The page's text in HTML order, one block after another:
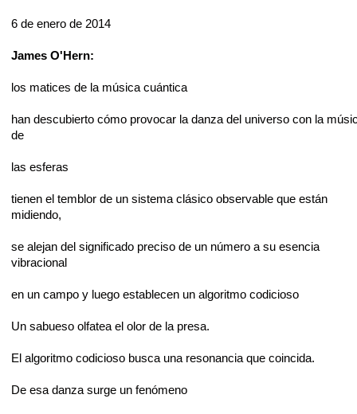
6 de enero de 2014
James O'Hern:
los matices de la música cuántica
han descubierto cómo provocar la danza del universo con la
de
las esferas
tienen el temblor de un sistema clásico observable que están
midiendo,
se alejan del significado preciso de un número a su esencia
vibracional
en un campo y luego establecen un algoritmo codicioso
Un sabueso olfatea el olor de la presa.
El algoritmo codicioso busca una resonancia que coincida.
De esa danza surge un fenómeno